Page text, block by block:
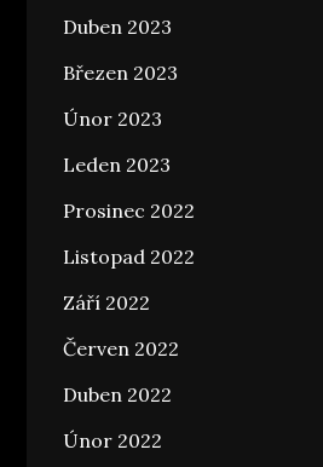
Duben 2023
Březen 2023
Únor 2023
Leden 2023
Prosinec 2022
Listopad 2022
Září 2022
Červen 2022
Duben 2022
Únor 2022